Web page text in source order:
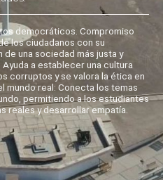
democráticos. Compromiso
los ciudadanos con su
una sociedad más justa y
a establecer una cultura
corruptos y se valora la ética en
mundo real: Conecta los temas
permitiendo a los estudiantes
reales y desarrollar empatía.